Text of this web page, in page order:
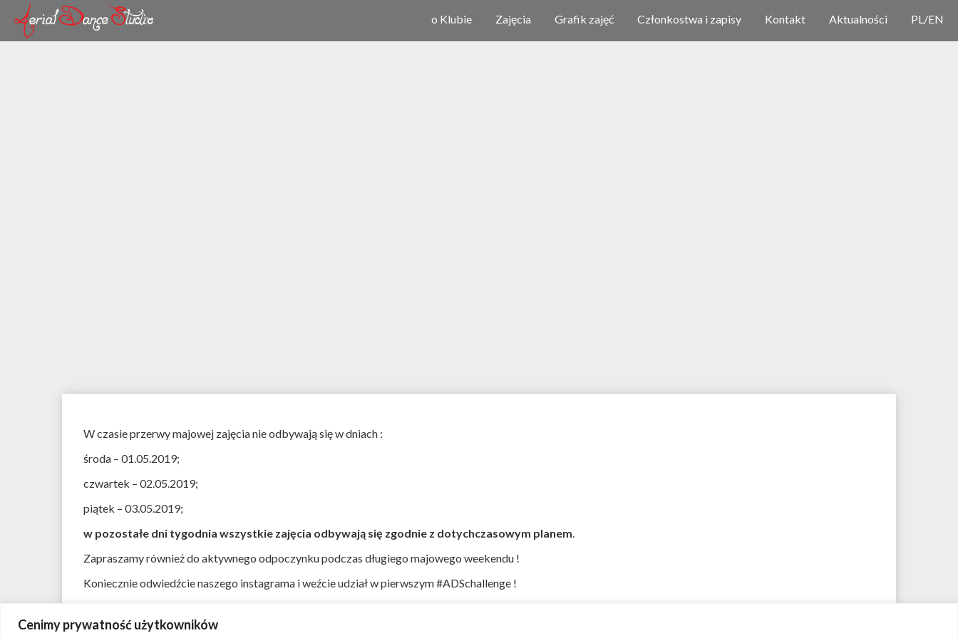
Cenimy prywatność użytkowników
o Klubie Zajęcia Grafik zajęć Członkostwa i zapisy Kontakt Aktualności PL/EN
W czasie przerwy majowej zajęcia nie odbywają się w dniach :
środa – 01.05.2019;
czwartek – 02.05.2019;
piątek – 03.05.2019;
w pozostałe dni tygodnia wszystkie zajęcia odbywają się zgodnie z dotychczasowym planem.
Zapraszamy również do aktywnego odpoczynku podczas długiego majowego weekendu !
Koniecznie odwiedźcie naszego instagrama i weźcie udział w pierwszym #ADSchallenge !